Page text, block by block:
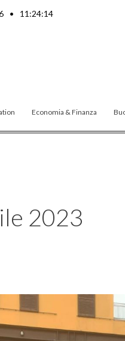
• 11:24:16
Economia & Finanza
2023